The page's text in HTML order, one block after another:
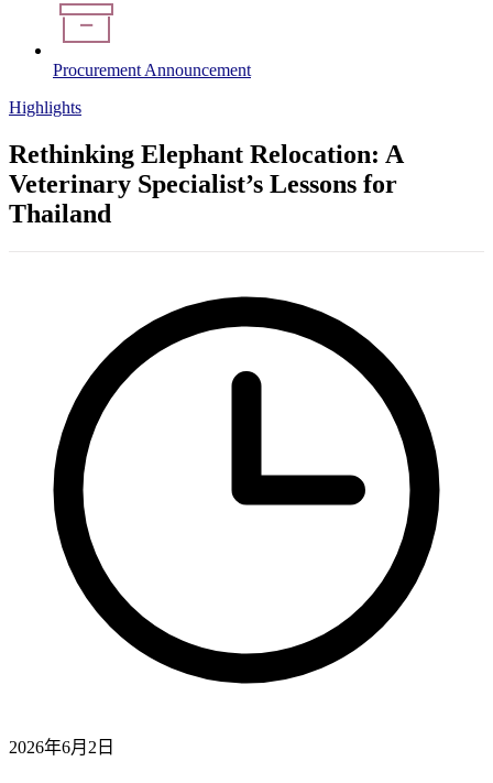
Procurement Announcement
Highlights
Rethinking Elephant Relocation: A
Veterinary Specialist’s Lessons for
Thailand
2026年6月2日